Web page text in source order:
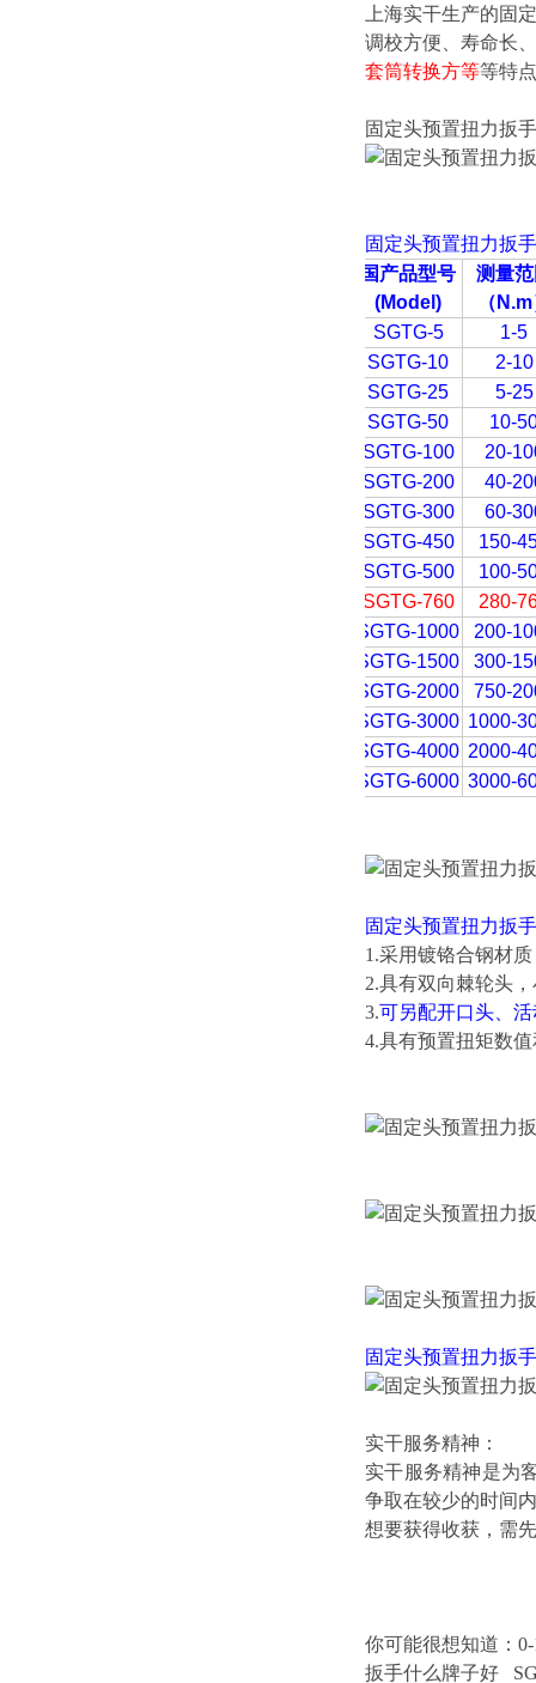
上海实干生产的固
调校方便、寿命长、
套筒转换方等等特
固定头预置扭力扳手
固定头预置扭力扳手
国产品型号
(Model)
测量
（N.m
SGTG-5
1-5
SGTG-10
2-10
SGTG-25
5-25
SGTG-50
10-
SGTG-100
20-
SGTG-200
40-
SGTG-300
60-
SGTG-450
150-
SGTG-500
100-
SGTG-760
280-
SGTG-1000
200-
SGTG-1500
300-
SGTG-2000
750-
SGTG-3000 1000-
SGTG-4000 2000-
SGTG-6000 3000-
固定头预置扭力扳
1.采用镀铬合钢材
2.具有双向棘轮头
3.可另配开口头、
4.具有预置扭矩数
固定头预置扭力扳
实干服务精神：
实干服务精神是为
争取在较少的时间
想要获得收获，需
你可能很想知道：
扳手什么牌子好